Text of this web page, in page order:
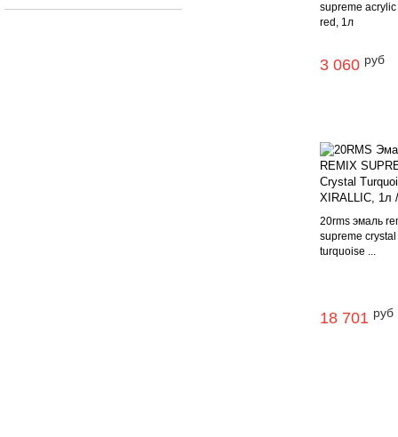
supreme
red, 1л
3 060 руб
20rms эмаль
supreme crystal
turquoise ...
18 701 руб